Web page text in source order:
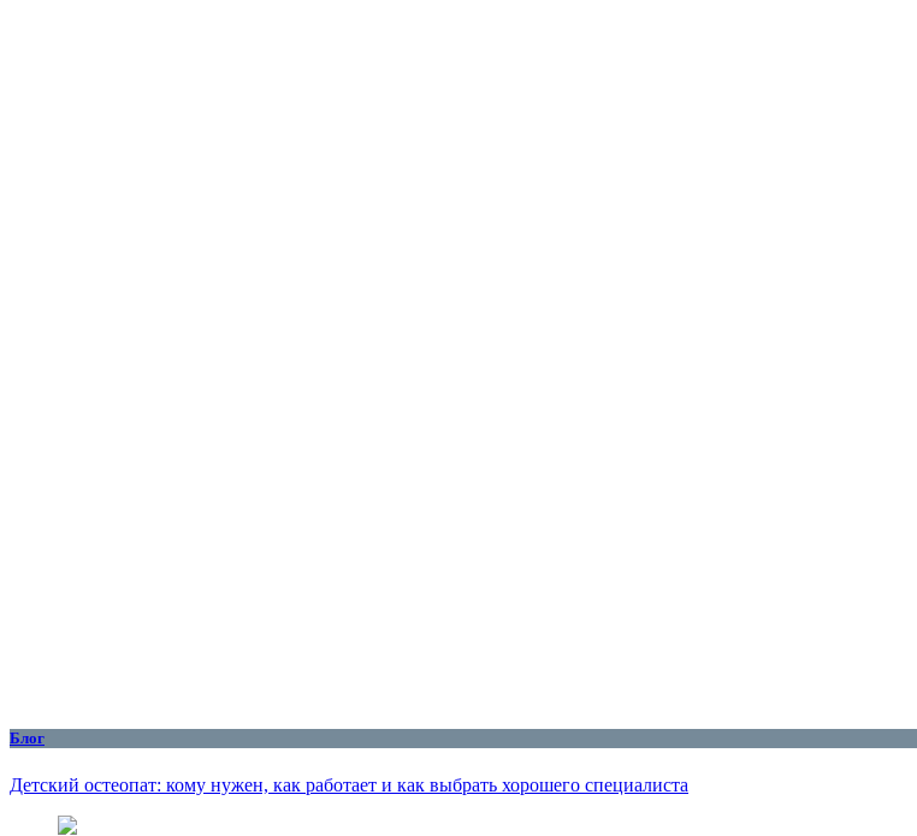
Блог
Детский остеопат: кому нужен, как работает и как выбрать хорошего специалиста